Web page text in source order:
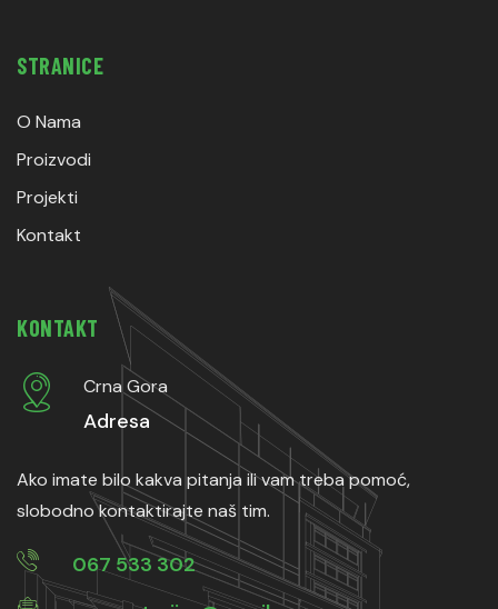
STRANICE
O Nama
Proizvodi
Projekti
Kontakt
KONTAKT
Crna Gora
Adresa
Ako imate bilo kakva pitanja ili vam treba pomoć,
slobodno kontaktirajte naš tim.
067 533 302